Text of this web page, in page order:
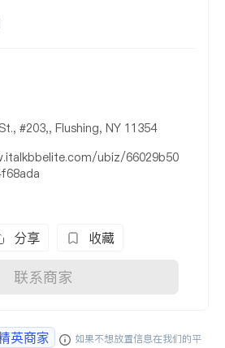
#203,, Flushing, NY 11354
ubiz/66029b50
分享 收藏
联系商家
英商家
如果不想放置信息在我们的平